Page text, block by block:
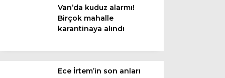
Van’da kuduz alarmı!
Birçok mahalle
karantinaya alındı
Ece İrtem’in son anları